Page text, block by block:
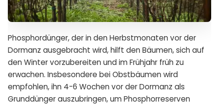
Phosphordünger, der in den Herbstmonaten vor der
Dormanz ausgebracht wird, hilft den Bäumen, sich auf
den Winter vorzubereiten und im Frühjahr früh zu
erwachen. Insbesondere bei Obstbäumen wird
empfohlen, ihn 4-6 Wochen vor der Dormanz als
Grunddünger auszubringen, um Phosphorreserven